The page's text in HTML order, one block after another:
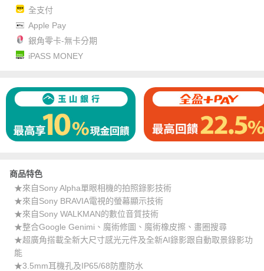
全支付
Apple Pay
銀角零卡-無卡分期
iPASS MONEY
商品特色
★來自Sony Alpha單眼相機的拍照錄影技術
★來自Sony BRAVIA電視的螢幕顯示技術
★來自Sony WALKMAN的數位音質技術
★整合Google Genimi、魔術修圖、魔術橡皮擦、畫圈搜尋
★超廣角搭載全新大尺寸感光元件及全新AI錄影跟自動取景錄影功
能
★3.5mm耳機孔及IP65/68防塵防水